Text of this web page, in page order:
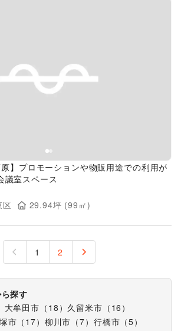
原】プロモーションや物販用途での利用が
議室スペース
区 29.94坪 (99 ㎡)
1 2
探す
大牟田市 （ 18 ） 久留米市 （ 16 ）
市 （ 17） 柳川市 （7） 行橋市 （5）